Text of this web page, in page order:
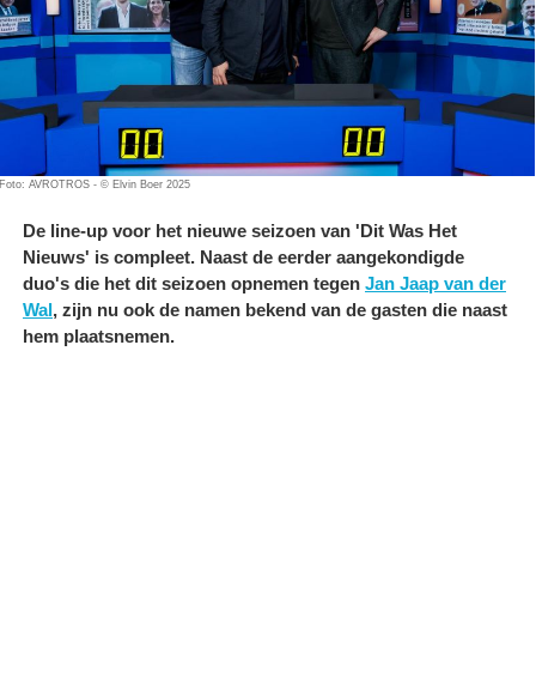
Foto: AVROTROS - © Elvin Boer 2025
De line-up voor het nieuwe seizoen van 'Dit Was Het
Nieuws' is compleet. Naast de eerder aangekondigde
duo's die het dit seizoen opnemen tegen Jan Jaap van der
Wal, zijn nu ook de namen bekend van de gasten die naast
hem plaatsnemen.